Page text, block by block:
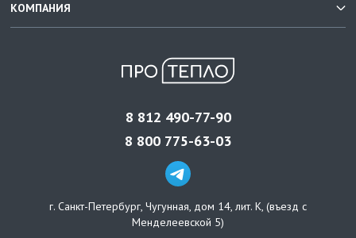
КОМПАНИЯ
8 812 490-77-90
8 800 775-63-03
г. Санкт-Петербург, Чугунная, дом 14, лит. К, (въезд с
Менделеевской 5)